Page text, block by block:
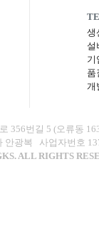
생
설
기
품
개
356번길 5 (오류동
안광복 사업자번호
ALL RIGHTS